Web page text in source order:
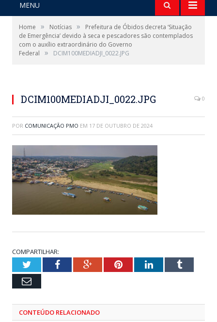
MENU
Home » Notícias »
Prefeitura de Óbidos decreta ‘Situação
de Emergência’ devido à seca e pescadores são contemplados
com o auxílio extraordinário do Governo
Federal
» DCIM100MEDIADJI_0022.JPG
DCIM100MEDIADJI_0022.JPG 0
POR COMUNICAÇÃO PMO EM 17 DE OUTUBRO DE 2024
COMPARTILHAR:
TwitterFacebookGoogle+PinterestLinkedInTumblr
Email
CONTEÚDO RELACIONADO